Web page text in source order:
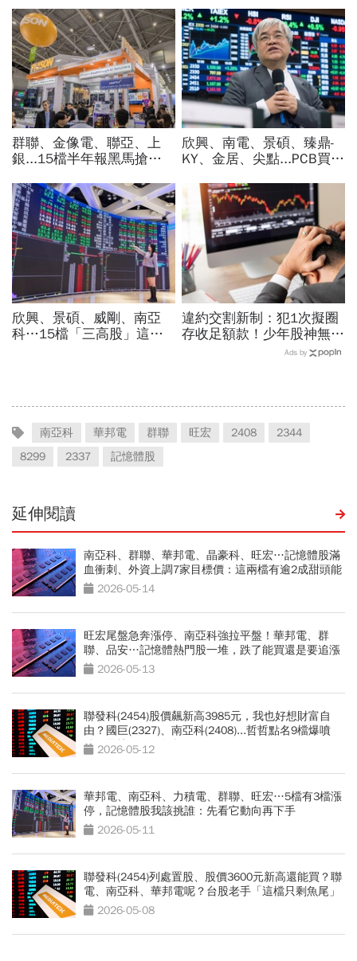
群聯、金像電、聯亞、上
銀...15檔半年報黑馬搶先
標...真能複製鈺創、晶豪科
噴一波？
欣興、南電、景碩、臻鼎-
KY、金居、尖點...PCB買誰
11月末升段首選，V轉反彈
最快
欣興、景碩、威剛、南亞
科…15檔「三高股」這檔
違約交割新制：犯1次擬圈
存收足額款！少年股神無本
當沖翻車、前7月飆百億…
Ads by
南亞科 華邦電 群聯 旺宏 2408
2344
8299
2337 記憶體股
延伸閱讀
南亞科、群聯、華邦電、晶豪科、旺宏…記憶體股滿
血衝刺、外資上調7家目標價：這兩檔有逾2成甜頭能
吃 2026-05-14
旺宏尾盤急奔漲停、南亞科強拉平盤！華邦電、群
聯、品安…記憶體熱門股一堆，跌了能買還是要追漲
2026-05-13
聯發科(2454)股價飆新高3985元，我也好想財富自
由？國巨(2327)、南亞科(2408)...哲哲點名9檔爆噴
股，最快2個月發酵
2026-05-12
華邦電、南亞科、力積電、群聯、旺宏…5檔有3檔漲
停，記憶體股我該挑誰：先看它動向再下手
2026-05-11
聯發科(2454)列處置股、股價3600元新高還能買？聯
電、南亞科、華邦電呢？台股老手「這檔只剩魚尾」
2026-05-08